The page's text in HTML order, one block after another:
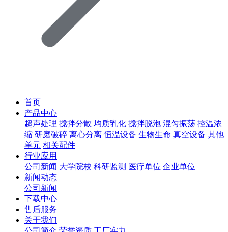
首页
产品中心
超声处理 搅拌分散 均质乳化 搅拌脱泡 混匀振荡 控温浓
缩 研磨破碎 离心分离 恒温设备 生物生命 真空设备 其他
单元 相关配件
行业应用
公司新闻 大学院校 科研监测 医疗单位 企业单位
新闻动态
公司新闻
下载中心
售后服务
关于我们